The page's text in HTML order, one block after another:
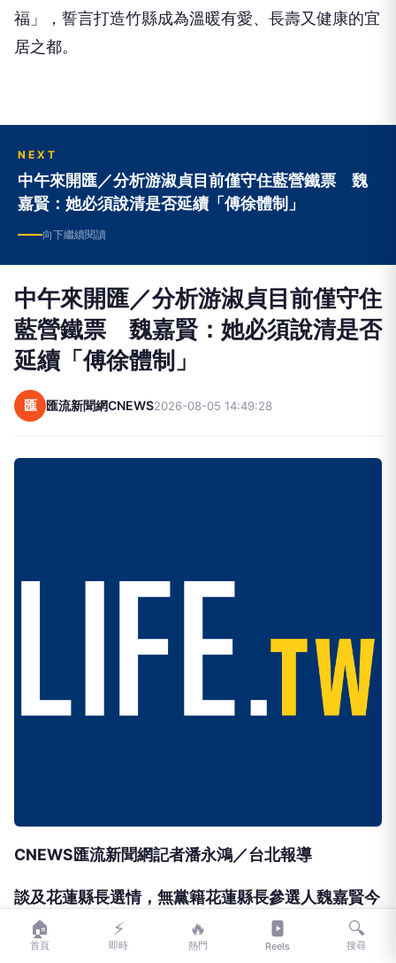
福」，誓言打造竹縣成為溫暖有愛、長壽又健康的宜
居之都。
NEXT
中午來開匯／分析游淑貞目前僅守住藍營鐵票 魏
嘉賢：她必須說清是否延續「傅徐體制」
向下繼續閱讀
中午來開匯／分析游淑貞目前僅守住
藍營鐵票 魏嘉賢：她必須說清是否
延續「傅徐體制」
匯 匯流新聞網CNEWS2026-08-05 14:49:28
CNEWS匯流新聞網記者潘永鴻／台北報導
談及花蓮縣長選情，無黨籍花蓮縣長參選人魏嘉賢今
（5）日接受《CNEWS匯流新聞網》政論節目《中
午來開匯》主持人黃光芹專訪時表示，花蓮鄉親最重
🏠
首頁
⚡
即時
🔥
熱門 Reels
🔍
搜尋